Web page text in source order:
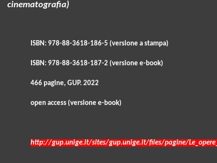
cinematografia)
ISBN: 978-88-3618-186-5 (versione a stampa)
ISBN: 978-88-3618-187-2 (versione e-book)
466 pagine, GUP. 2022
open access (versione e-book)
http://gup.unige.it/sites/gup.unige.it/files/pagine/